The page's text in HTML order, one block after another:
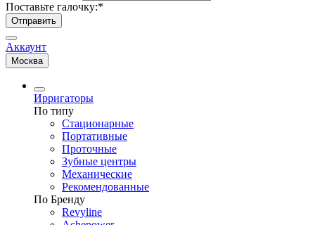
Поставьте галочку:*
Отправить
Аккаунт
Москва
Ирригаторы
По типу
Стационарные
Портативные
Проточные
Зубные центры
Механические
Рекомендованные
По Бренду
Revyline